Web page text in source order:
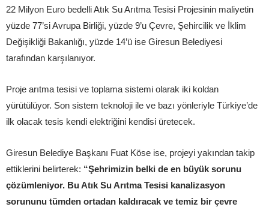
22 Milyon Euro bedelli Atık Su Arıtma Tesisi Projesinin maliyetin
yüzde 77’si Avrupa Birliği, yüzde 9’u Çevre, Şehircilik ve İklim
Değişikliği Bakanlığı, yüzde 14’ü ise Giresun Belediyesi
tarafından karşılanıyor.
Proje arıtma tesisi ve toplama sistemi olarak iki koldan
yürütülüyor. Son sistem teknoloji ile ve bazı yönleriyle Türkiye’de
ilk olacak tesis kendi elektriğini kendisi üretecek.
Giresun Belediye Başkanı Fuat Köse ise, projeyi yakından takip
ettiklerini belirterek: “Şehrimizin belki de en büyük sorunu
çözümleniyor. Bu Atık Su Arıtma Tesisi kanalizasyon
sorununu tümden ortadan kaldıracak ve temiz bir çevre